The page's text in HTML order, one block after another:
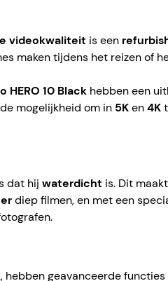
videokwaliteit is een
maken tijdens het reizen of
HERO 10 Black hebben een
mogelijkheid om in 5Ken4K
dat hij waterdicht is. Dit
diep filmen, en met een
, hebben geavanceerde